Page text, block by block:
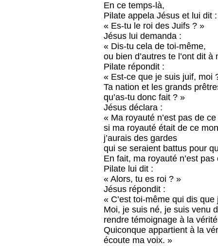
En ce temps-là,
Pilate appela Jésus et lui dit :
« Es-tu le roi des Juifs ? »
Jésus lui demanda :
« Dis-tu cela de toi-même,
ou bien d’autres te l’ont dit à
Pilate répondit :
« Est-ce que je suis juif, moi
Ta nation et les grands
qu’as-tu donc fait ? »
Jésus déclara :
« Ma royauté n’est pas de
si ma royauté était de ce
j’aurais des gardes
qui se seraient battus pour
En fait, ma royauté n’est pas
Pilate lui dit :
« Alors, tu es roi ? »
Jésus répondit :
« C’est toi-même qui dis que
Moi, je suis né, je suis venu
rendre témoignage à la
Quiconque appartient à la
écoute ma voix. »